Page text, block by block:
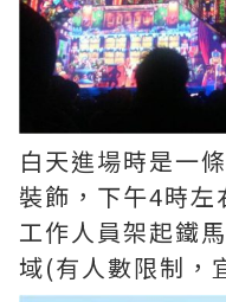
白天進場時是一
裝飾，下午4時左
工作人員架起鐵
域(有人數限制，